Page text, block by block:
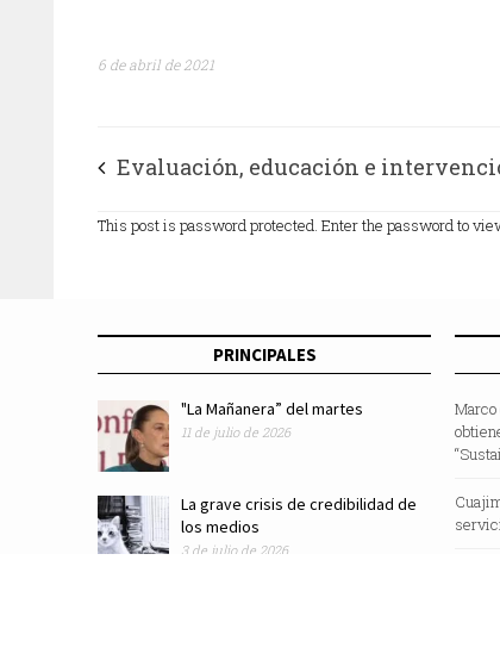
6 de abril de 2021
Evaluación, educación e
terapias, pilares de la rehabilitación
This post is password protected. Enter the password to
PRINCIPALES
"La Mañanera” del martes
11 de julio de 2026
La grave crisis de credibilidad de
los medios
3 de julio de 2026